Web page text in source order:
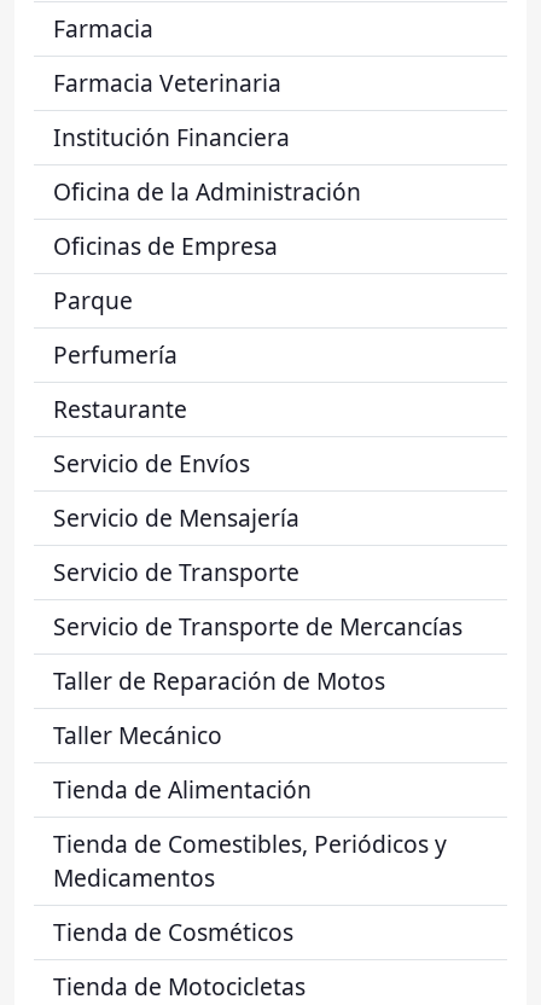
Farmacia
Farmacia Veterinaria
Institución Financiera
Oficina de la Administración
Oficinas de Empresa
Parque
Perfumería
Restaurante
Servicio de Envíos
Servicio de Mensajería
Servicio de Transporte
Servicio de Transporte de Mercancías
Taller de Reparación de Motos
Taller Mecánico
Tienda de Alimentación
Tienda de Comestibles, Periódicos y
Medicamentos
Tienda de Cosméticos
Tienda de Motocicletas